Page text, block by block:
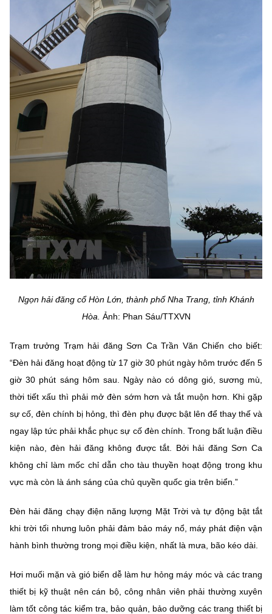
Ngọn hải đăng cổ Hòn Lớn, thành phố Nha Trang, tỉnh Khánh
Hòa. Ảnh: Phan Sáu/TTXVN
Trạm trưởng Trạm hải đăng Sơn Ca Trần Văn Chiến cho biết:
“Đèn hải đăng hoạt động từ 17 giờ 30 phút ngày hôm trước đến 5
giờ 30 phút sáng hôm sau. Ngày nào có dông gió, sương mù,
thời tiết xấu thì phải mở đèn sớm hơn và tắt muộn hơn. Khi gặp
sự cố, đèn chính bị hỏng, thì đèn phụ được bật lên để thay thế và
ngay lập tức phải khắc phục sự cố đèn chính. Trong bất luận điều
kiện nào, đèn hải đăng không được tắt. Bởi hải đăng Sơn Ca
không chỉ làm mốc chỉ dẫn cho tàu thuyền hoạt động trong khu
vực mà còn là ánh sáng của chủ quyền quốc gia trên biển.”
Đèn hải đăng chạy điện năng lượng Mặt Trời và tự động bật tắt
khi trời tối nhưng luôn phải đảm bảo máy nổ, máy phát điện vận
hành bình thường trong mọi điều kiện, nhất là mưa, bão kéo dài.
Hơi muối mặn và gió biển dễ làm hư hỏng máy móc và các trang
thiết bị kỹ thuật nên cán bộ, công nhân viên phải thường xuyên
làm tốt công tác kiểm tra, bảo quản, bảo dưỡng các trang thiết bị